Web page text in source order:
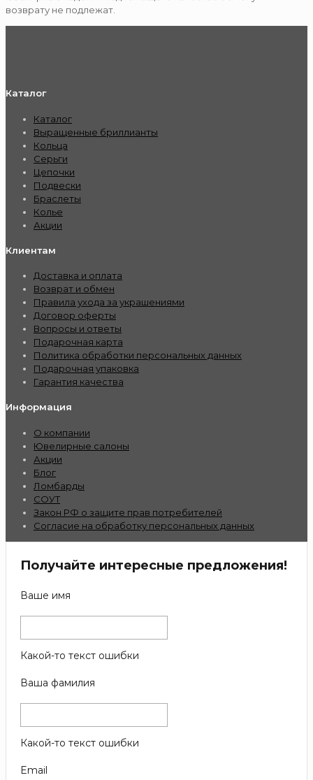
возврату не подлежат.
Каталог
Каталог
Выращенные бриллианты
Кольца
Серьги
Цепочки
Подвески
Браслеты
Колье
Акции
Клиентам
Доставка и оплата
Возврат и обмен
Правила ухода за украшениями
Договор оферты
Вопросы и ответы
Подарочная карта
Политика обработки персональных данных
Подарочная упаковка
Гарантия качества
Информация
О компании
Ювелирные салоны
Акции
Блог
Ломбарды
СОУТ
Закон РФ о защите прав потребителей
Согласие на обработку персональных данных
Получайте интересные предложения!
Ваше имя
Какой-то текст ошибки
Ваша фамилия
Какой-то текст ошибки
Email